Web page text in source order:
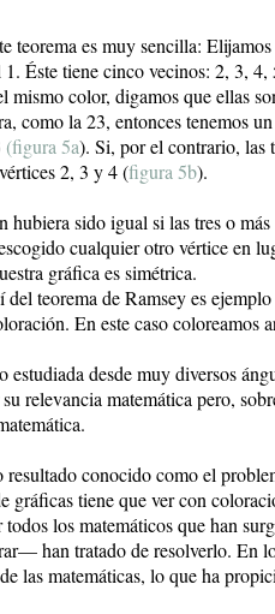
teorema es muy sencilla:
Éste tiene cinco vecinos: 2, 3,
mismo color, digamos que ellas
como la 23, entonces tenemos
(figura 5a). Si, por el contrario, las
2, 3 y 4 (figura 5b).
hubiera sido igual si las tres o
cualquier otro vértice en
gráfica es simétrica.
teorema de Ramsey es
En este caso coloreamos
desde muy diversos
relevancia matemática pero,
resultado conocido como el
gráficas tiene que ver con
los matemáticos que han
han tratado de resolverlo. En
las matemáticas, lo que ha